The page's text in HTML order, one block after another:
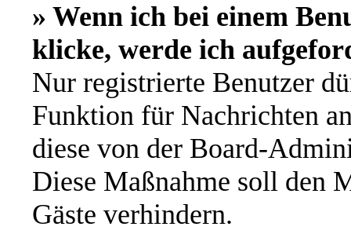
» Wenn ich bei einem
klicke, werde ich
Nur registrierte Benutzer
Funktion für Nachrichten
diese von der Board-
Diese Maßnahme soll den
Gäste verhindern.